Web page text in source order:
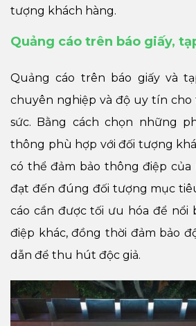
tượng khách hàng.
Quảng cáo trên báo giấy,
Quảng cáo trên báo giấy và
chuyên nghiệp và độ uy tín
sức. Bằng cách chọn những
thông phù hợp với đối tượng
có thể đảm bảo thông điệp
đạt đến đúng đối tượng mục
cáo cần được tối ưu hóa để nổi
điệp khác, đồng thời đảm bảo
dẫn để thu hút độc giả.